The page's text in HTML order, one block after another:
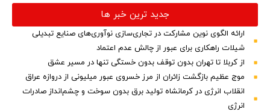
جدید ترین خبر ها
ارائه الگوی نوین مشارکت در تجاری‌سازی نوآوری‌های صنایع تبدیلی
شیلات راهکاری برای عبور از چالش عدم اعتماد
از کربلا تا تهران بدون توقف بدون خستگی تنها در مسیر عشق
موج عظیم بازگشت زائران از مرز خسروی عبور میلیونی از دروازه عراق
انقلاب انرژی در کرمانشاه تولید برق بدون سوخت و چشم‌انداز صادرات
انرژی